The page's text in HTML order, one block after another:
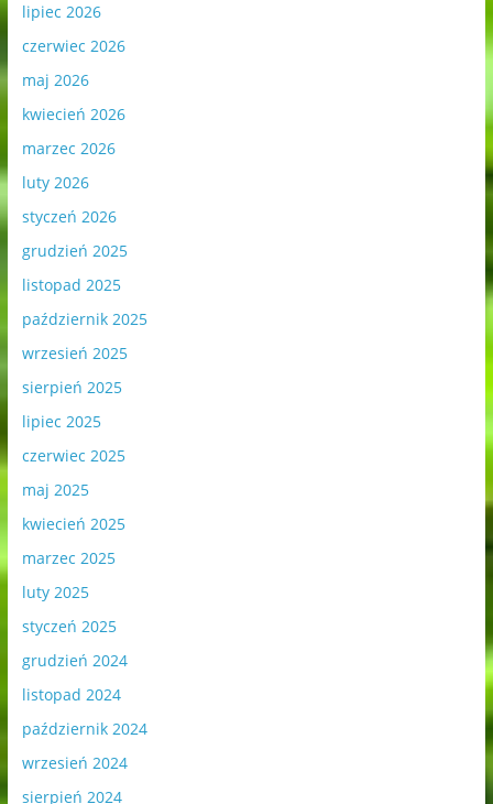
lipiec 2026
czerwiec 2026
maj 2026
kwiecień 2026
marzec 2026
luty 2026
styczeń 2026
grudzień 2025
listopad 2025
październik 2025
wrzesień 2025
sierpień 2025
lipiec 2025
czerwiec 2025
maj 2025
kwiecień 2025
marzec 2025
luty 2025
styczeń 2025
grudzień 2024
listopad 2024
październik 2024
wrzesień 2024
sierpień 2024